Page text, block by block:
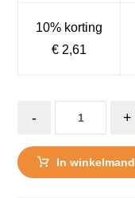
10% korting
€ 2,61
- +
In winkelmand